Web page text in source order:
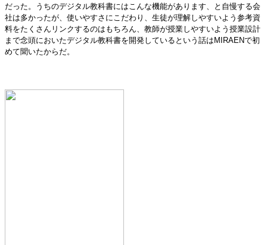
だった。うちのデジタル教科書にはこんな機能があります、と自慢する会
社は多かったが、使いやすさにこだわり、生徒が理解しやすいよう参考資
料をたくさんリンクするのはもちろん、教師が授業しやすいよう授業設計
まで念頭においたデジタル教科書を開発しているという話はMIRAENで初
めて聞いたからだ。